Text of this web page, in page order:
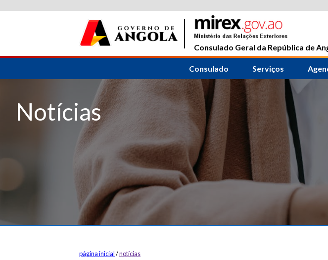
Consulado Geral da República de
Consulado Serviços
Notícias
página inicial/notícias